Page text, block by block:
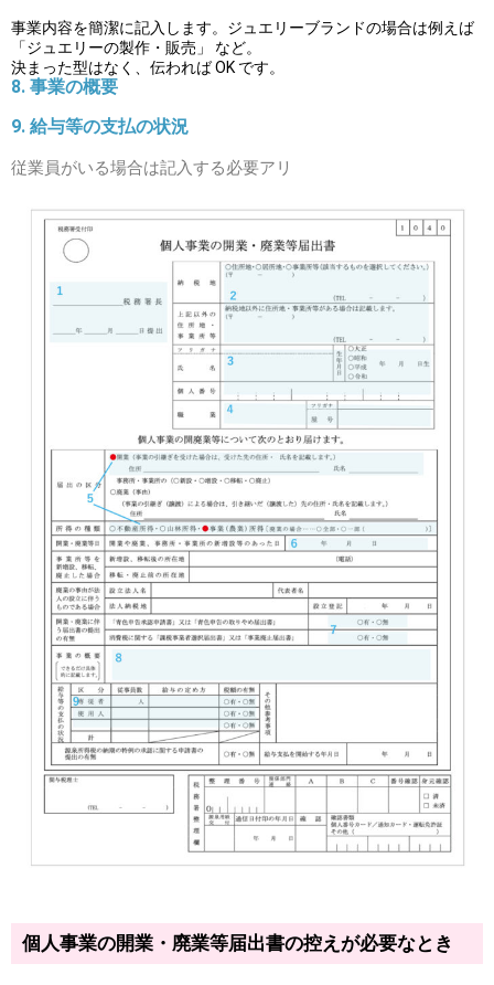
事業内容を簡潔に記入します。ジュエリーブランドの場合は例えば
「ジュエリーの製作・販売」 など。
決まった型はなく、伝われば OK です。
8. 事業の概要
9. 給与等の支払の状況
従業員がいる場合は記入する必要アリ
個人事業の開業・廃業等届出書の控えが必要なとき